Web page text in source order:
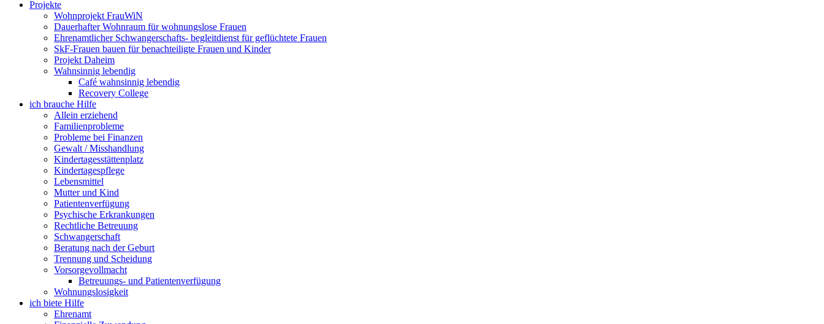
Projekte
Wohnprojekt FrauWiN
Dauerhafter Wohnraum für wohnungslose Frauen
Ehrenamtlicher Schwangerschafts- begleitdienst für geflüchtete Frauen
SkF-Frauen bauen für benachteiligte Frauen und Kinder
Projekt Daheim
Wahnsinnig lebendig
Café wahnsinnig lebendig
Recovery College
ich brauche Hilfe
Allein erziehend
Familienprobleme
Probleme bei Finanzen
Gewalt / Misshandlung
Kindertagesstättenplatz
Kindertagespflege
Lebensmittel
Mutter und Kind
Patientenverfügung
Psychische Erkrankungen
Rechtliche Betreuung
Schwangerschaft
Beratung nach der Geburt
Trennung und Scheidung
Vorsorgevollmacht
Betreuungs- und Patientenverfügung
Wohnungslosigkeit
ich biete Hilfe
Ehrenamt